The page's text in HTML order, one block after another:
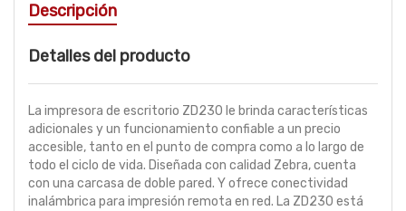
Descripción
Detalles del producto
La impresora de escritorio ZD230 le brinda características
adicionales y un funcionamiento confiable a un precio
accesible, tanto en el punto de compra como a lo largo de
todo el ciclo de vida. Diseñada con calidad Zebra, cuenta
con una carcasa de doble pared. Y ofrece conectividad
inalámbrica para impresión remota en red. La ZD230 está